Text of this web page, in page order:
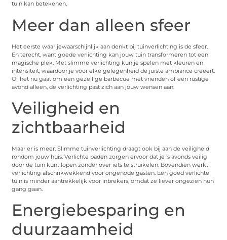
tuin kan betekenen.
Meer dan alleen sfeer
Het eerste waar jewaarschijnlijk aan denkt bij tuinverlichting is de sfeer.
En terecht, want goede verlichting kan jouw tuin transformeren tot een
magische plek. Met slimme verlichting kun je spelen met kleuren en
intensiteit, waardoor je voor elke gelegenheid de juiste ambiance creëert.
Of het nu gaat om een gezellige barbecue met vrienden of een rustige
avond alleen, de verlichting past zich aan jouw wensen aan.
Veiligheid en
zichtbaarheid
Maar er is meer. Slimme tuinverlichting draagt ook bij aan de veiligheid
rondom jouw huis. Verlichte paden zorgen ervoor dat je ’s avonds veilig
door de tuin kunt lopen zonder over iets te struikelen. Bovendien werkt
verlichting afschrikwekkend voor ongenode gasten. Een goed verlichte
tuin is minder aantrekkelijk voor inbrekers, omdat ze liever ongezien hun
gang gaan.
Energiebesparing en
duurzaamheid